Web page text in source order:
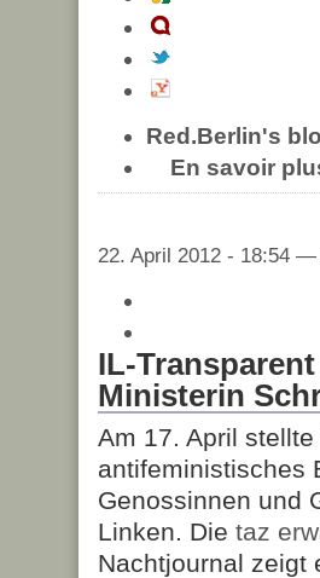
Red.Berlin's
En savoir
22. April 2012 - 18:54
IL-
Ministerin
Am 17. April
antifeministisches
Genossinnen und
Linken. Die taz
Nachtjournal zeigt